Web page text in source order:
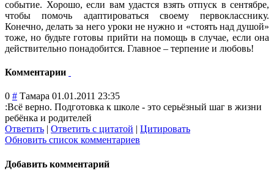
событие. Хорошо, если вам удастся взять отпуск в сентябре,
чтобы помочь адаптироваться своему первокласснику.
Конечно, делать за него уроки не нужно и «стоять над душой»
тоже, но будьте готовы прийти на помощь в случае, если она
действительно понадобится. Главное – терпение и любовь!
Комментарии
0 # Тамара 01.01.2011 23:35
:Всё верно. Подготовка к школе - это серьёзный шаг в жизни
ребёнка и родителей
Ответить | Ответить с цитатой | Цитировать
Обновить список комментариев
Добавить комментарий